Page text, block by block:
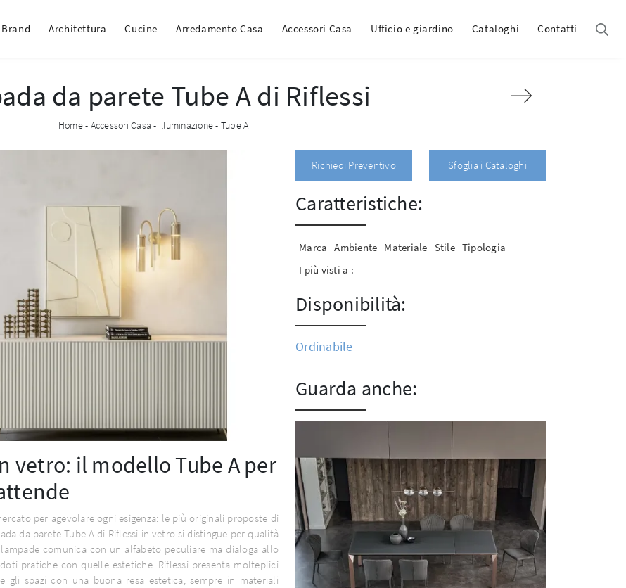
Brand Architettura Cucine Arredamento Casa Accessori Casa Ufficio e giardino Cataloghi Contatti
da parete Tube A di Riflessi
Home- Accessori Casa - Illuminazione- Tube A
vetro: il modello Tube A per
per agevolare ogni esigenza: le più originali proposte di
da parete Tube A di Riflessi in vetro si distingue per qualità
comunica con un alfabeto peculiare ma dialoga allo
pratiche con quelle estetiche. Riflessi presenta molteplici
spazi con una buona resa estetica, sempre in materiali
Richiedi Preventivo Sfoglia i Cataloghi
Caratteristiche:
Marca Ambiente Materiale Stile Tipologia
I più visti a :
Disponibilità:
Ordinabile
Guarda anche: